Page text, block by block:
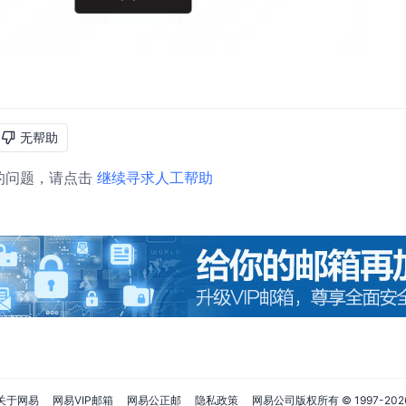
无帮助
问题，请点击 继续寻求人工帮助
于网易 网易VIP邮箱 网易公正邮 隐私政策 网易公司版权所有 © 1997-